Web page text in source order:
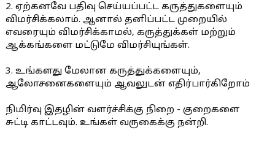
2. ஏற்கனவே பதிவு செய்யப்பட்ட கருத்துகளையும்
விமர்சிக்கலாம். ஆனால் தனிப்பட்ட முறையில்
எவரையும் விமர்சிக்காமல், கருத்துக்கள் மற்றும்
ஆக்கங்களை மட்டுமே விமர்சியுங்கள்.
3. உங்களது மேலான கருத்துக்களையும்,
ஆலோசனைகளையும் ஆவலுடன் எதிர்பார்கிறோம்
நிமிர்வு இதழின் வளர்ச்சிக்கு நிறை - குறைகளை
சுட்டி காட்டவும். உங்கள் வருகைக்கு நன்றி.